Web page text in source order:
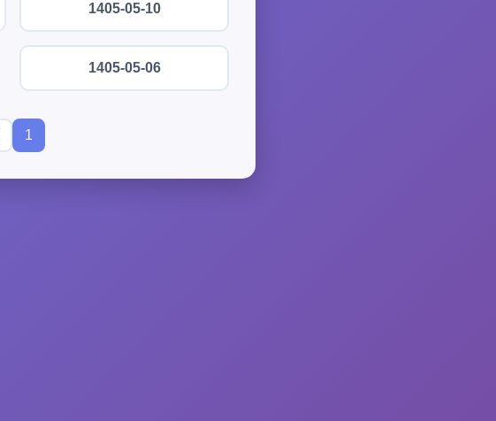
1405-05-10
1405-05-06
1